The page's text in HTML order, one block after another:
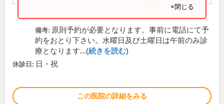
×閉じる
備考: 原則予約が必要となります。事前に電話にて予
約をおとり下さい。水曜日及び土曜日は午前のみ診
療となります...(続きを読む)
休診日: 日・祝
この医院の詳細をみる